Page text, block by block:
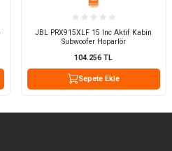
JBL PRX915XLF 15 Inc Aktif Kabin
Subwoofer Hoparlör
104.256 TL
Sepete Ekle